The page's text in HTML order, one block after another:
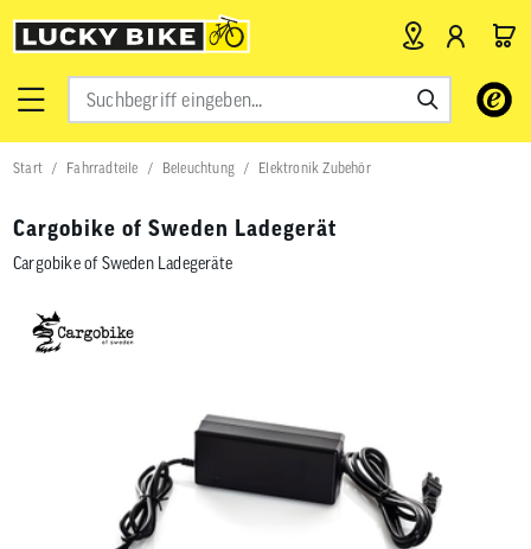
Verwende
Pfeile
nach
Start Fahrradteile Beleuchtung Elektronik Zubehör
Cargobike of Sweden Ladegerät
Cargobike of Sweden Ladegeräte